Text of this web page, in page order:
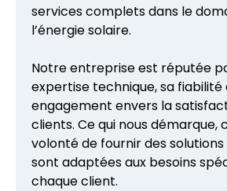
services complets dans le
l’énergie solaire.
Notre entreprise est réputée
expertise technique, sa fiabilité
engagement envers la
clients. Ce qui nous démarque,
volonté de fournir des solutions
sont adaptées aux besoins
chaque client.